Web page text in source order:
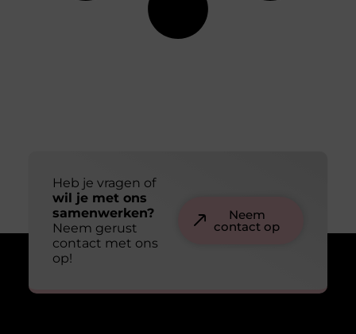
Heb je vragen of
wil je met ons
samenwerken?
Neem gerust
contact met ons
op!
Neem
contact op